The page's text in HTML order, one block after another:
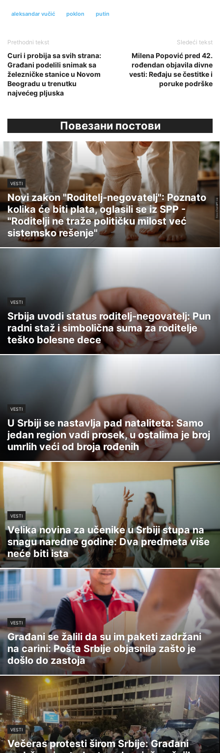
aleksandar vučić poklon putin
Prethodni tekst
Curi i probija sa svih strana:
Građani podelili snimak sa
železničke stanice u Novom
Beogradu u trenutku
najvećeg pljuska
Sledeći tekst
Milena Popović pred 42.
rođendan objavila divne
vesti: Ređaju se čestitke i
poruke podrške
Повезани постови
VESTI
Novi zakon "Roditelj-negovatelj": Poznato
kolika će biti plata, oglasili se iz SPP -
"Roditelji ne traže političku milost već
sistemsko rešenje"
VESTI
Srbija uvodi status roditelj-negovatelj: Pun
radni staž i simbolična suma za roditelje
teško bolesne dece
VESTI
U Srbiji se nastavlja pad nataliteta: Samo
jedan region vadi prosek, u ostalima je broj
umrlih veći od broja rođenih
VESTI
Velika novina za učenike u Srbiji stupa na
snagu naredne godine: Dva predmeta više
neće biti ista
VESTI
Građani se žalili da su im paketi zadržani
na carini: Pošta Srbije objasnila zašto je
došlo do zastoja
VESTI
Večeras protesti širom Srbije: Građani